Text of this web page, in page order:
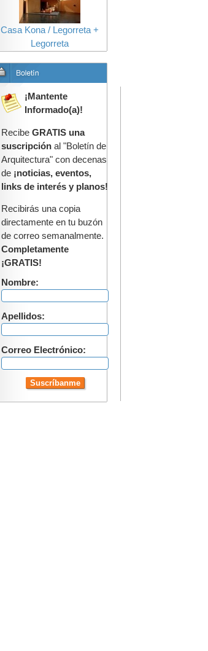
Casa Kona / Legorreta +
Legorreta
¡Mantente
Informado(a)!
Recibe GRATIS una
suscripción al "Boletín de
Arquitectura" con decenas
de ¡noticias, eventos,
links de interés y planos!
Recibirás una copia
directamente en tu buzón
de correo semanalmente.
Completamente
¡GRATIS!
Nombre:
Apellidos:
Correo Electrónico: